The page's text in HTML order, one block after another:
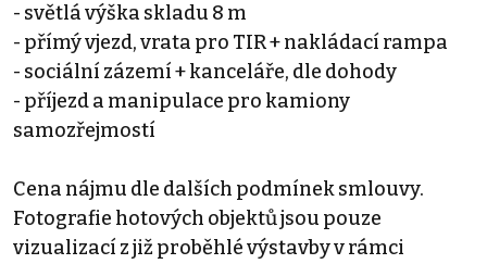
- světlá výška skladu 8 m
- přímý vjezd, vrata pro TIR + nakládací rampa
- sociální zázemí + kanceláře, dle dohody
- příjezd a manipulace pro kamiony
samozřejmostí
Cena nájmu dle dalších podmínek smlouvy.
Fotografie hotových objektů jsou pouze
vizualizací z již proběhlé výstavby v rámci